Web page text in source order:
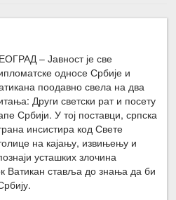
вест
Следећа вест →
– Јавност је све
односе Србије и
поодавно свела на два
Други светски рат и посету
Србији. У тој поставци, српска
инсистира код Свете
на кајању, извињењу и
усташких злочина
Ватикан ставља до знања да би